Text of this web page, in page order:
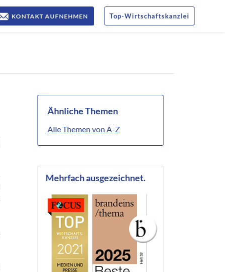
Top-Wirtschaftskanzlei
KONTAKT AUFNEHMEN
Ähnliche Themen
Alle Themen von A-Z
Mehrfach ausgezeichnet.